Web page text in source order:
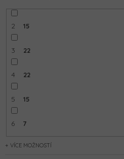
2 15
3 22
4 22
5 15
6 7
MOŽNOSTÍ